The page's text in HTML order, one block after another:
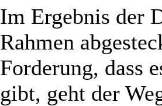
Im Ergebnis der
Rahmen
Forderung, dass
gibt, geht der